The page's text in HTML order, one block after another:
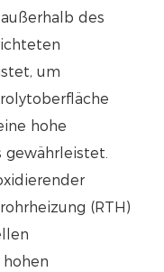
des
um
hohe
gewährleistet.
(RTH)